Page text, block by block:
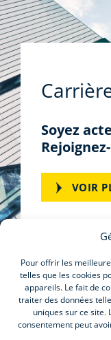
Pour offrir les
telles que les cookies
appareils. Le fait de
traiter des données
uniques sur ce site.
consentement peut
Soyez
VOIR